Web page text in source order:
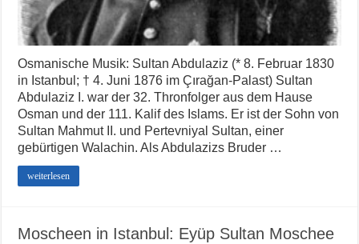
Osmanische Musik: Sultan Abdulaziz (* 8. Februar 1830
in Istanbul; † 4. Juni 1876 im Çırağan-Palast) Sultan
Abdulaziz I. war der 32. Thronfolger aus dem Hause
Osman und der 111. Kalif des Islams. Er ist der Sohn von
Sultan Mahmut II. und Pertevniyal Sultan, einer
gebürtigen Walachin. Als Abdulazizs Bruder …
weiterlesen
Moscheen in Istanbul: Eyüp Sultan Moschee